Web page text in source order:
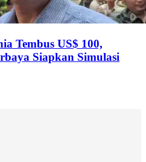
Tembus US$ 100,
Siapkan Simulasi